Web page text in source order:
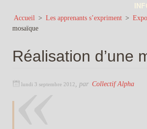
Accueil > Les apprenants s’expriment >
mosaïque
Réalisation d’une
lundi 3 septembre 2012 par Collectif Alpha